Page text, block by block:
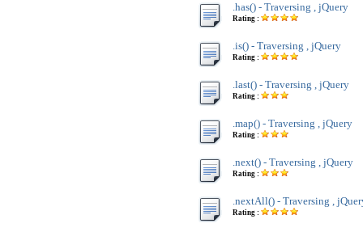
.has() - Traversing , jQuery
Rating :
.is() - Traversing , jQuery
Rating :
.last() - Traversing , jQuery
Rating :
.map() - Traversing , jQuery
Rating :
.next() - Traversing , jQuery
Rating :
.nextAll() - Traversing ,
Rating :